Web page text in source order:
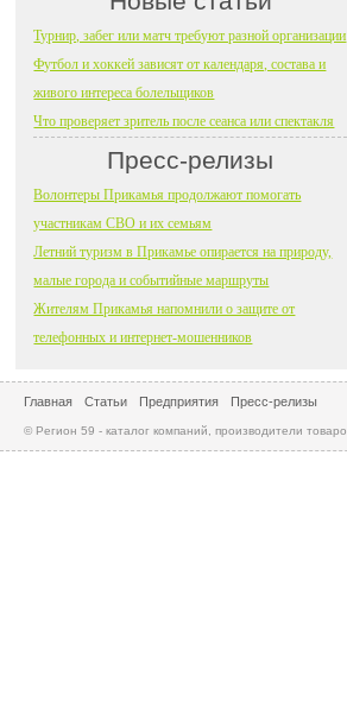
Турнир, забег или матч требуют разной организации
Футбол и хоккей зависят от календаря, состава и
живого интереса болельщиков
Что проверяет зритель после сеанса или спектакля
Пресс-релизы
Волонтеры Прикамья продолжают помогать
участникам СВО и их семьям
Летний туризм в Прикамье опирается на природу,
малые города и событийные маршруты
Жителям Прикамья напомнили о защите от
телефонных и интернет-мошенников
Главная Статьи Предприятия Пресс-релизы
© Регион 59 - каталог компаний, производители